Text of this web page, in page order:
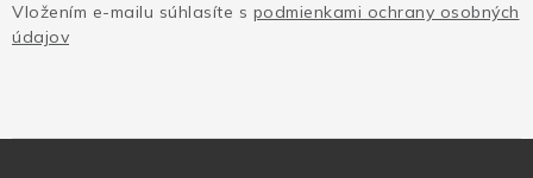
Vložením e-mailu súhlasíte s podmienkami ochrany osobných
údajov